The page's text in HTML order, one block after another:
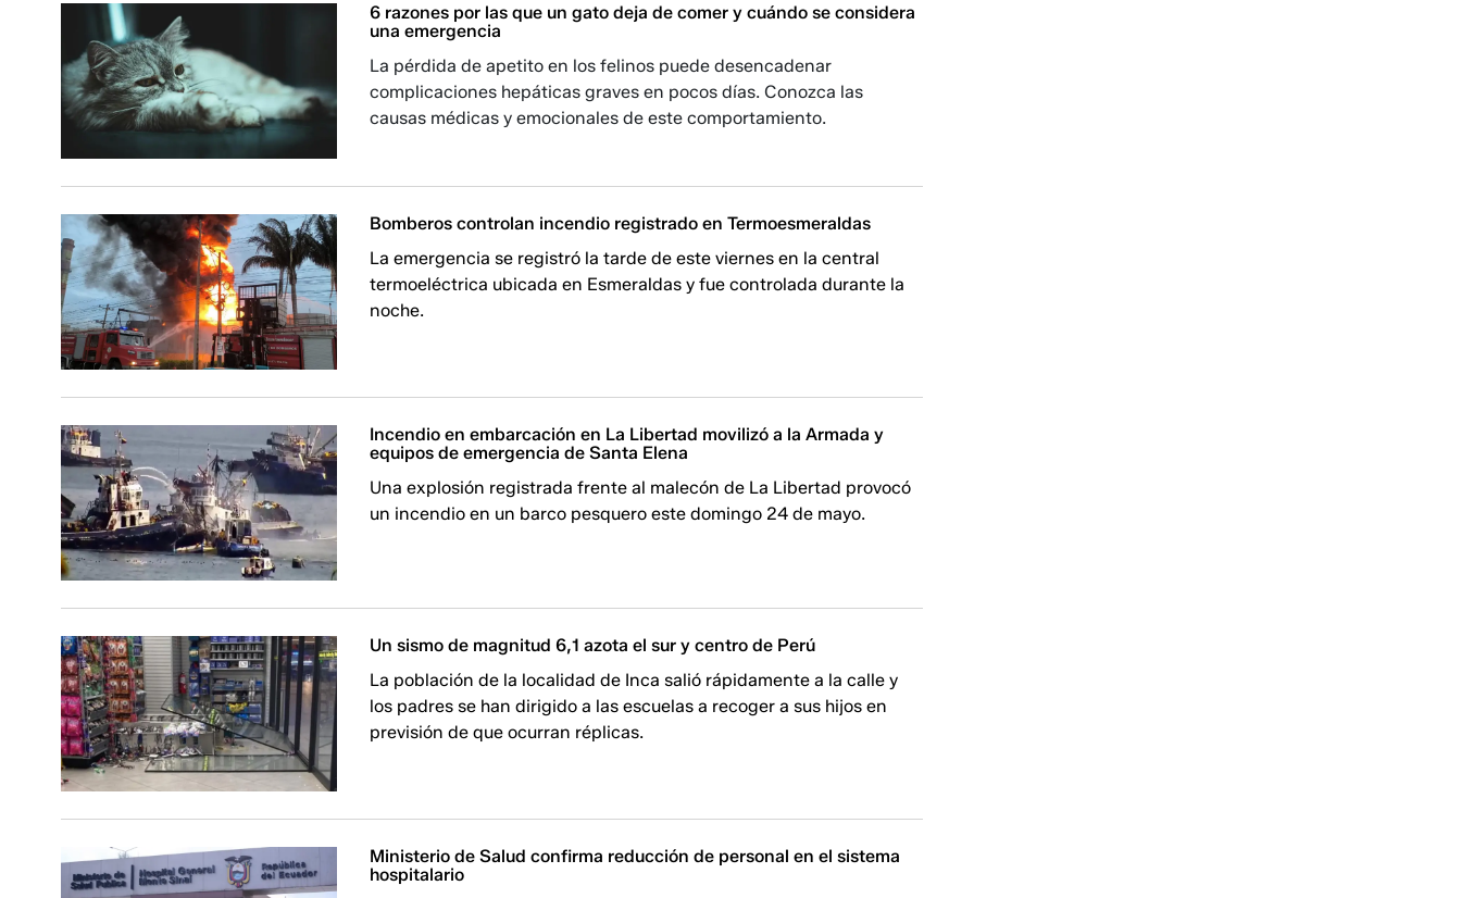
6 razones por las que un gato deja de comer y cuándo se considera
una emergencia
La pérdida de apetito en los felinos puede desencadenar
complicaciones hepáticas graves en pocos días. Conozca las
causas médicas y emocionales de este comportamiento.
Bomberos controlan incendio registrado en Termoesmeraldas
La emergencia se registró la tarde de este viernes en la central
termoeléctrica ubicada en Esmeraldas y fue controlada durante la
noche.
Incendio en embarcación en La Libertad movilizó a la Armada y
equipos de emergencia de Santa Elena
Una explosión registrada frente al malecón de La Libertad provocó
un incendio en un barco pesquero este domingo 24 de mayo.
Un sismo de magnitud 6,1 azota el sur y centro de Perú
La población de la localidad de Inca salió rápidamente a la calle y
los padres se han dirigido a las escuelas a recoger a sus hijos en
previsión de que ocurran réplicas.
Ministerio de Salud confirma reducción de personal en el sistema
hospitalario